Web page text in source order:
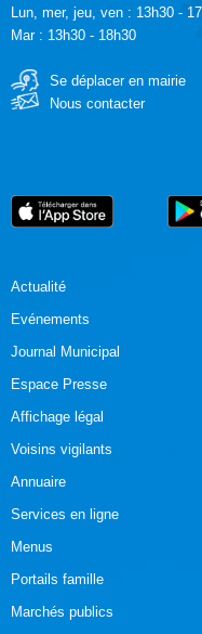
Lun, mer, jeu, ven : 13h30 -
Mar : 13h30 - 18h30
Se déplacer en mairie
Nous contacter
Actualité
Evénements
Journal Municipal
Espace Presse
Affichage légal
Voisins vigilants
Annuaire
Services en ligne
Menus
Portails famille
Marchés publics